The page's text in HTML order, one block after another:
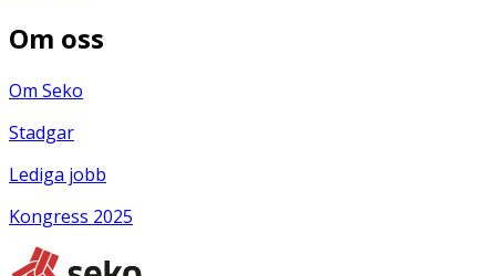
Om oss
Om Seko
Stadgar
Lediga jobb
Kongress 2025